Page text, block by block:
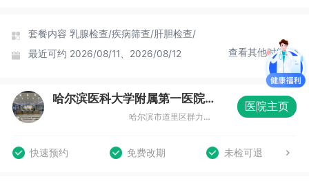
套餐内容 乳腺检查/疾病筛查/肝胆检查/
最近可约 2026/08/11、2026/08/12 查看其他时间
哈尔滨医科大学附属第一医院体检中心群力院区
哈尔滨市道里区群力第七大道2075号体检中心
医院主页
快速预约 免费改期 未检可退